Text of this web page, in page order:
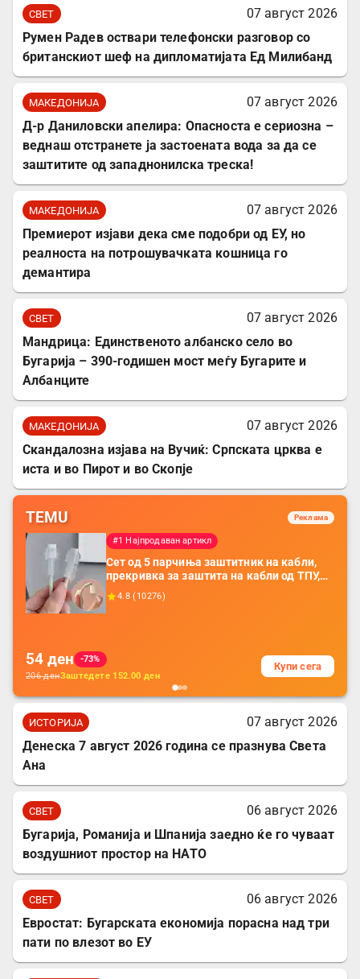
СВЕТ
07 август 2026
Румен Радев оствари телефонски разговор со
британскиот шеф на дипломатијата Ед Милибанд
МАКЕДОНИЈА
07 август 2026
Д-р Даниловски апелира: Опасноста е сериозна –
веднаш отстранете ја застоената вода за да се
заштитите од западнонилска треска!
МАКЕДОНИЈА
07 август 2026
Премиерот изјави дека сме подобри од ЕУ, но
реалноста на потрошувачката кошница го
демантира
СВЕТ
07 август 2026
Мандрица: Единственото албанско село во
Бугарија – 390-годишен мост меѓу Бугарите и
Албанците
МАКЕДОНИЈА
07 август 2026
Скандалозна изјава на Вучиќ: Српската црква е
иста и во Пирот и во Скопје
TEMU Реклама
#1 Најпродаван артикл
Сет од 5 парчиња заштитник на кабли,
прекривка за заштита на кабли од ТПУ,
додатоци за заштита на кабли, без
батерија, за мобилни телефони, комплет
4.8 ( 10276)
54 ден
-73%
206денЗаштедете 152.00 ден
Купи сега
ИСТОРИЈА
07 август 2026
Денеска 7 август 2026 година се празнува Света
Ана
СВЕТ
06 август 2026
Бугарија, Романија и Шпанија заедно ќе го чуваат
воздушниот простор на НАТО
СВЕТ
06 август 2026
Евростат: Бугарската економија порасна над три
пати по влезот во ЕУ